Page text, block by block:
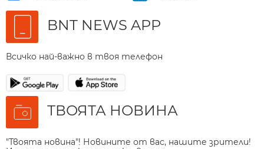
BNT NEWS APP
Всичко най-важно в твоя телефон
ТВОЯТА НОВИНА
"Твоята новина"! Новините от вас, нашите зрители!